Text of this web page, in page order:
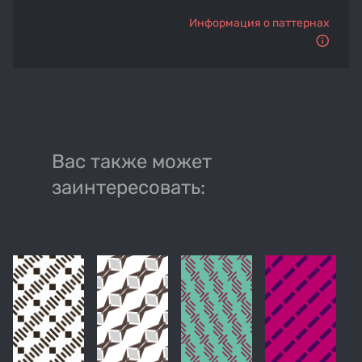
Информация о паттернах
Вас также может
заинтересовать: